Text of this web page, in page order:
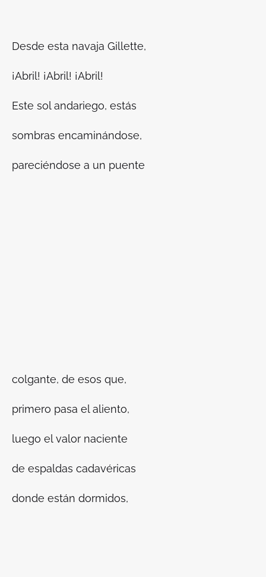
Desde esta navaja Gillette,
¡Abril! ¡Abril! ¡Abril!
Este sol andariego, estás
sombras encaminándose,
pareciéndose a un puente
colgante, de esos que,
primero pasa el aliento,
luego el valor naciente
de espaldas cadavéricas
donde están dormidos,